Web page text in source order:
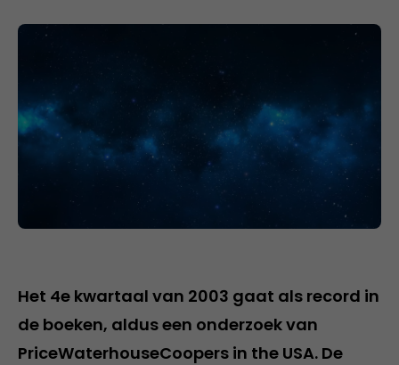
Het 4e kwartaal van 2003 gaat als record in
de boeken, aldus een onderzoek van
PriceWaterhouseCoopers in the USA. De